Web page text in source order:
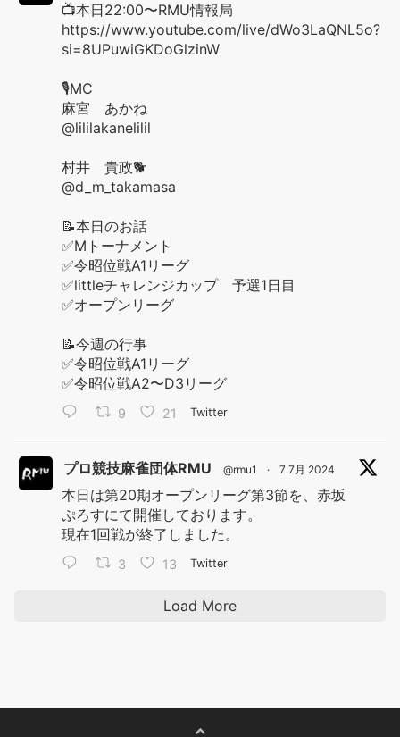
📺本日22:00〜RMU情報局
https://www.youtube.com/live/dWo3LaQNL5o?
si=8UPuwiGKDoGlzinW
🎙️MC
麻宮 あかね
@lililakanelilil
村井 貴政🐕
@d_m_takamasa
📝本日のお話
✅Mトーナメント
✅令昭位戦A1リーグ
✅littleチャレンジカップ 予選1日目
✅オープンリーグ
📝今週の行事
✅令昭位戦A1リーグ
✅令昭位戦A2〜D3リーグ
9 21 Twitter
プロ競技麻雀団体RMU @rmu1 · 7 7月 2024
本日は第20期オープンリーグ第3節を、赤坂
ぷろすにて開催しております。
現在1回戦が終了しました。
3 13 Twitter
Load More